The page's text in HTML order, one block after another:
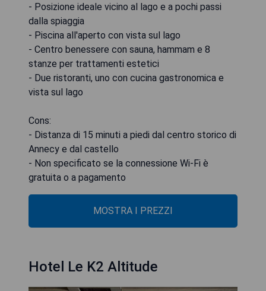
- Posizione ideale vicino al lago e a pochi passi
dalla spiaggia
- Piscina all'aperto con vista sul lago
- Centro benessere con sauna, hammam e 8
stanze per trattamenti estetici
- Due ristoranti, uno con cucina gastronomica e
vista sul lago
Cons:
- Distanza di 15 minuti a piedi dal centro storico di
Annecy e dal castello
- Non specificato se la connessione Wi-Fi è
gratuita o a pagamento
MOSTRA I PREZZI
Hotel Le K2 Altitude